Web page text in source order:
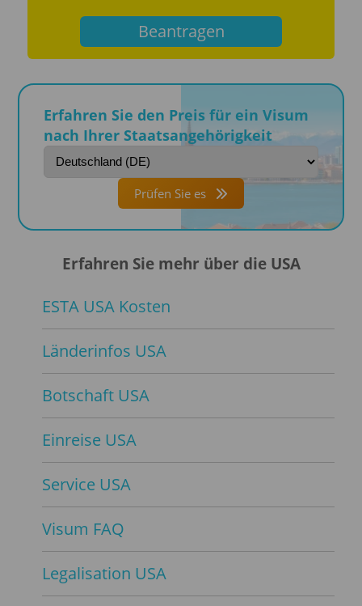
Beantragen
Erfahren Sie den Preis für ein Visum
nach Ihrer Staatsangehörigkeit
Prüfen Sie es
Erfahren Sie mehr über die USA
ESTA USA Kosten
Länderinfos USA
Botschaft USA
Einreise USA
Service USA
Visum FAQ
Legalisation USA